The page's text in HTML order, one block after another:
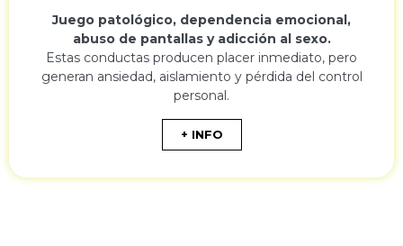
Juego patológico, dependencia emocional,
abuso de pantallas y adicción al sexo.
Estas conductas producen placer inmediato, pero
generan ansiedad, aislamiento y pérdida del control
personal.
+ INFO